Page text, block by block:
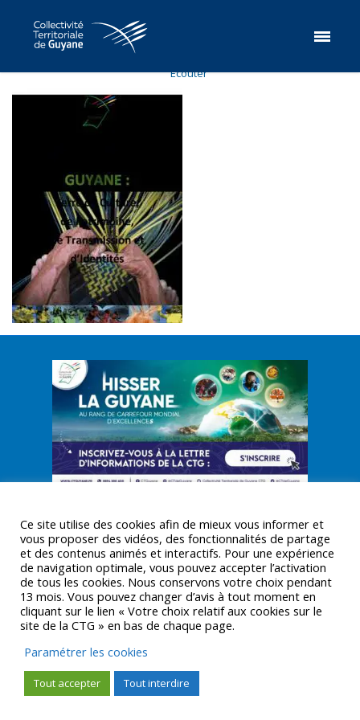
Ecouter
© CTGUYANE 2016 |MENTIONS LÉGALES
Ce site utilise des cookies afin de mieux vous informer et
vous proposer des vidéos, des fonctionnalités de partage
et des contenus animés et interactifs. Pour une expérience
de navigation optimale, vous pouvez accepter l’activation
de tous les cookies. Nous conservons votre choix pendant
13 mois. Vous pouvez changer d’avis à tout moment en
cliquant sur le lien « Votre choix relatif aux cookies sur le
site de la CTG » en bas de chaque page.
Paramétrer les cookies
Tout accepter Tout interdire